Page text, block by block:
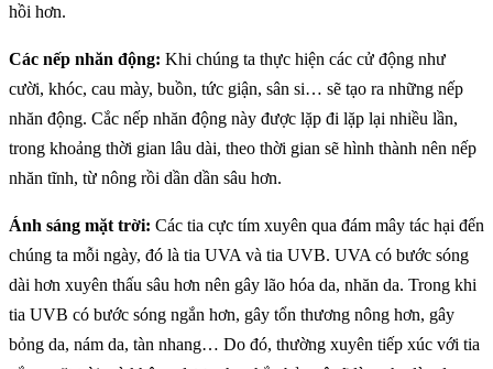
hồi hơn.
Các nếp nhăn động: Khi chúng ta thực hiện các cử động như
cười, khóc, cau mày, buồn, tức giận, sân si… sẽ tạo ra những nếp
nhăn động. Cắc nếp nhăn động này được lặp đi lặp lại nhiều lần,
trong khoảng thời gian lâu dài, theo thời gian sẽ hình thành nên nếp
nhăn tĩnh, từ nông rồi dần dần sâu hơn.
Ánh sáng mặt trời: Các tia cực tím xuyên qua đám mây tác hại đến
chúng ta mỗi ngày, đó là tia UVA và tia UVB. UVA có bước sóng
dài hơn xuyên thấu sâu hơn nên gây lão hóa da, nhăn da. Trong khi
tia UVB có bước sóng ngắn hơn, gây tổn thương nông hơn, gây
bỏng da, nám da, tàn nhang… Do đó, thường xuyên tiếp xúc với tia